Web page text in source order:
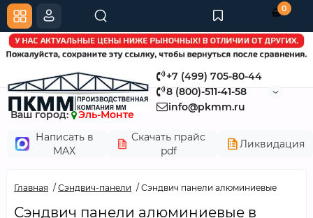
+7 (499) 705-80-44
8 (800)-511-41-58
info@pkmm.ru
Ваш город:
Эль-Монте
Написать в
MAX
Скачать прайс
pdf
Ликвидация
0
Главная Сэндвич-панели Сэндвич панели алюминиевые
Сэндвич панели алюминиевые в